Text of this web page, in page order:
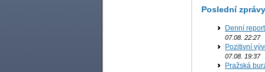
Poslední zprávy
Denní
07.08. 22:27
Pozitivní
07.08. 19:37
Pražská